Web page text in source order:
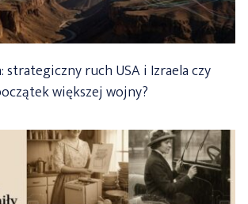
strategiczny ruch USA i Izraela czy
większej wojny?